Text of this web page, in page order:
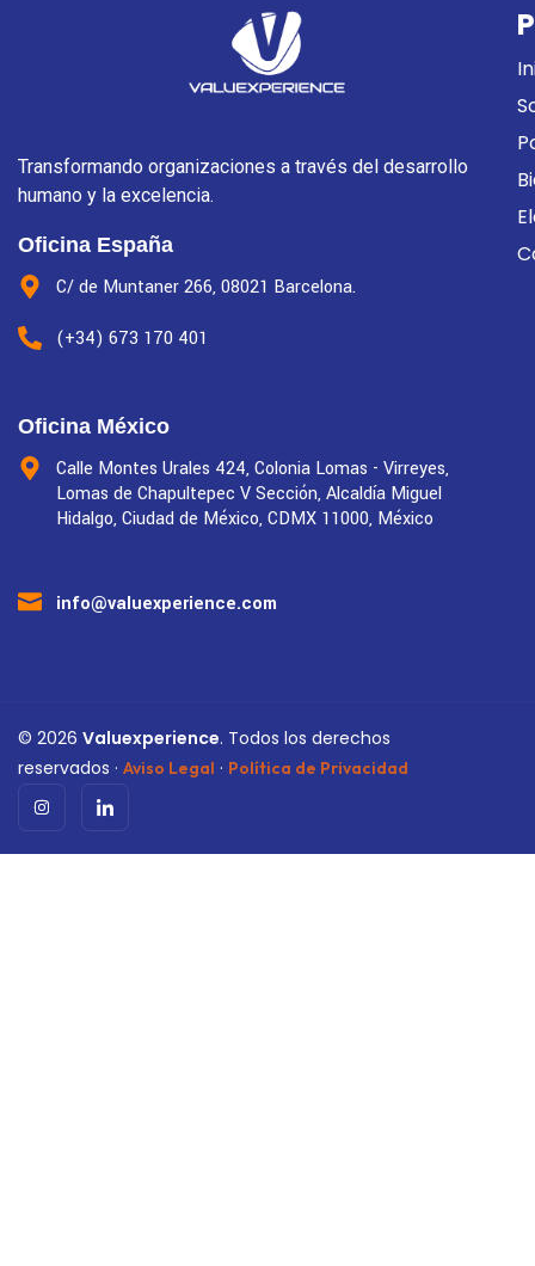
Transformando organizaciones a través del desarrollo
humano y la excelencia.
Oficina España
C/ de Muntaner 266, 08021 Barcelona.
(+34) 673 170 401
Oficina México
Calle Montes Urales 424, Colonia Lomas - Virreyes,
Lomas de Chapultepec V Sección, Alcaldía Miguel
Hidalgo, Ciudad de México, CDMX 11000, México
info@valuexperience.com
© 2026 Valuexperience. Todos los derechos
reservados · Aviso Legal · Política de Privacidad